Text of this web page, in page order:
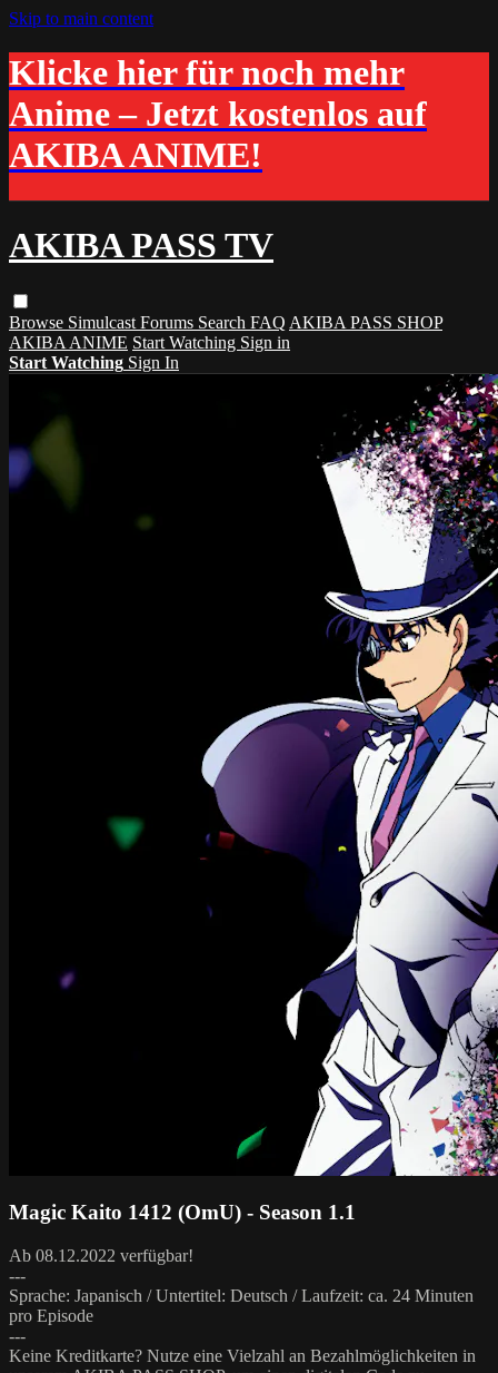
Skip to main content
Klicke hier für noch mehr
Anime – Jetzt kostenlos auf
AKIBA ANIME!
AKIBA PASS TV
Browse Simulcast Forums Search FAQ AKIBA PASS SHOP
AKIBA ANIME Start Watching Sign in
Start Watching Sign In
Magic Kaito 1412 (OmU) - Season 1.1
Ab 08.12.2022 verfügbar!
---
Sprache: Japanisch / Untertitel: Deutsch / Laufzeit: ca. 24 Minuten
pro Episode
---
Keine Kreditkarte? Nutze eine Vielzahl an Bezahlmöglichkeiten in